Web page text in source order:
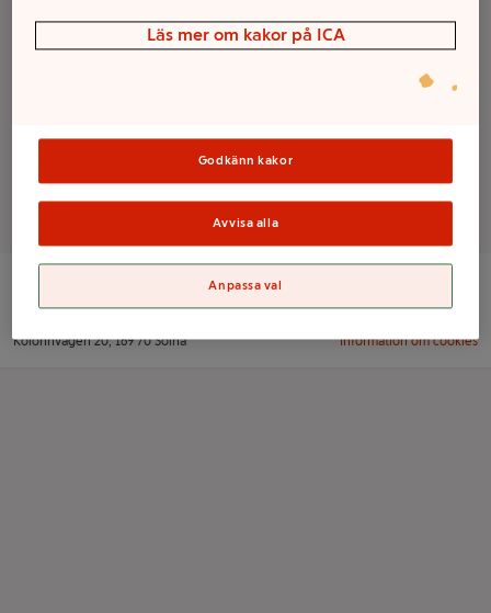
Post & brev
Det finns tyvärr inga produkter i den här kategorin
Kolonnvägen 20, 169 70 Solna
Information om cookies
Läs mer om kakor på ICA
Godkänn kakor
Avvisa alla
Anpassa val